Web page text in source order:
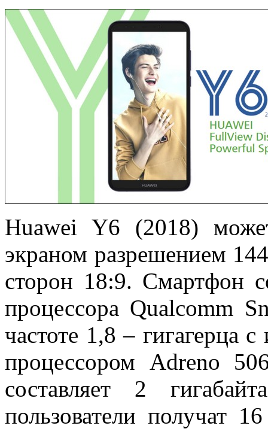
Huawei Y6 (2018)
экраном разрешением
сторон 18:9. Смартфон
процессора Qualcomm
частоте 1,8 – гигагерца
процессором Adreno
составляет 2
пользователи получат